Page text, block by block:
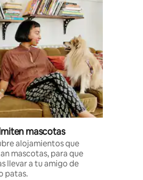
mascotas
alojamientos que
mascotas, para que
llevar a tu amigo de
patas.